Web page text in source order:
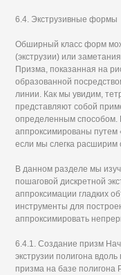
6.4. Экструзивные формы
Обширный класс форм
(экструзии) или
Призма, показанная на
образованной
линии. Как мы увидим,
представляют собой
определенным способом.
аппроксимированы путем
если мы слегка расширим
В данном разделе мы
пошаговой дискретной
аппроксимации гладких
инструменты для
аппроксимировать
6.4.1. Создание призм
экструзии полигона
призма на базе полигона